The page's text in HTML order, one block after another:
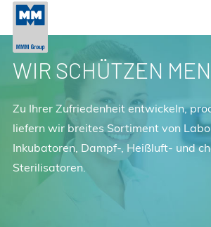
WIR SCHÜTZEN
Zu Ihrer Zufriedenheit entwickeln,
liefern wir breites Sortiment von
Inkubatoren, Dampf-, Heißluft- und
Sterilisatoren.